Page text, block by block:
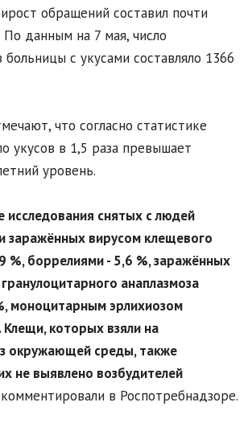
обращений составил почти
По данным на 7 мая, число
с укусами составляло 1366
что согласно статистике
укусов в 1,5 раза превышает
уровень.
исследования снятых с людей
заражённых вирусом клещевого
%, боррелиями - 5,6 %, заражённых
анаплазмоза
моноцитарным эрлихиозом
Клещи, которых взяли на
окружающей среды, также
не выявлено возбудителей
в Роспотребнадзоре.